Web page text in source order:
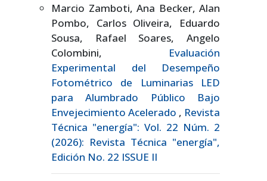
Marcio Zamboti, Ana Becker, Alan
Pombo, Carlos Oliveira, Eduardo
Sousa, Rafael Soares, Angelo
Colombini, Evaluación
Experimental del Desempeño
Fotométrico de Luminarias LED
para Alumbrado Público Bajo
Envejecimiento Acelerado , Revista
Técnica "energía": Vol. 22 Núm. 2
(2026): Revista Técnica "energía",
Edición No. 22 ISSUE II